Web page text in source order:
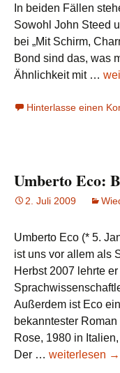
In beiden Fällen
Sowohl John Steed
bei „Mit Schirm,
Bond sind das, was
Ähnlichkeit mit …
&
Hinterlasse einen
Umberto Eco:
2. Juli 2009
Umberto Eco (* 5.
ist uns vor allem als
Herbst 2007 lehrte
Außerdem ist Eco
bekanntester
Rose, 1980 in
Der … Umberto
weiterlesen →